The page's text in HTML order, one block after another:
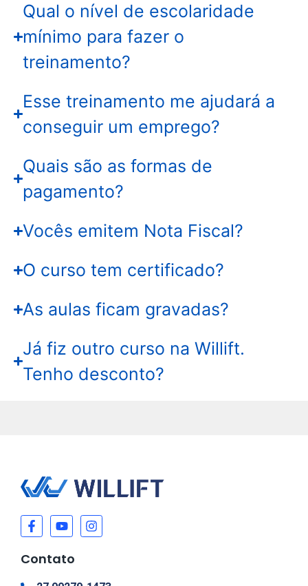
Qual o nível de escolaridade
mínimo para fazer o
treinamento?
Esse treinamento me ajudará a
conseguir um emprego?
Quais são as formas de
pagamento?
Vocês emitem Nota Fiscal?
O curso tem certificado?
As aulas ficam gravadas?
Já fiz outro curso na Willift.
Tenho desconto?
Contato